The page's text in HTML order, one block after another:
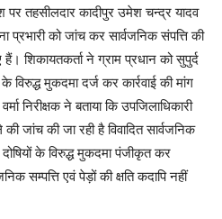
पर तहसीलदार कादीपुर उमेश चन्द्र यादव
प्रभारी को जांच कर सार्वजनिक संपत्ति की
शिकायतकर्ता ने ग्राम प्रधान को सुपुर्द
मुकदमा दर्ज कर कार्रवाई की मांग
निरीक्षक ने बताया कि उपजिलाधिकारी
जांच की जा रही है विवादित सार्वजनिक
के विरुद्ध मुकदमा पंजीकृत कर
सम्पत्ति एवं पेड़ों की क्षति कदापि नहीं